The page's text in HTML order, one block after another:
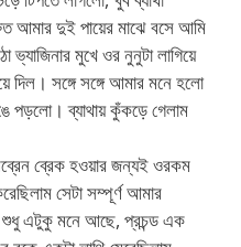
আমার দুই পায়ের মাঝে বসে আমি
মুখে ওর নুনুটা লাগিয়ে
দিল। সঙ্গে সঙ্গে আমার মনে হলো
পড়লো। ব্যাথায় কুঁকড়ে গেলাম
ব্রেক হওয়ার জন্যই ওরকম
সেটা সম্পূর্ণ আমার
এটুকু মনে আছে, প্রচন্ড এক